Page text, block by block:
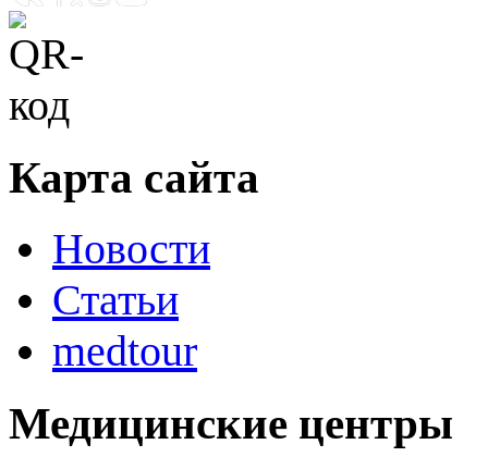
Карта сайта
Новости
Статьи
medtour
Медицинские центры